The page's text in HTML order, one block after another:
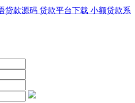
贷款源码 贷款平台下载 小额贷款系